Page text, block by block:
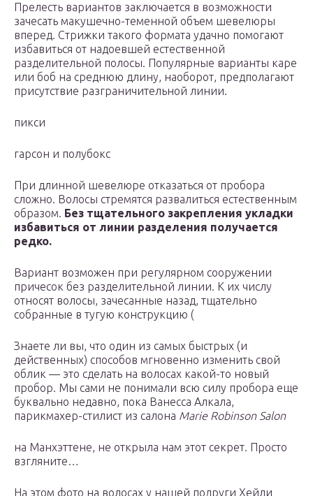
Прелесть вариантов заключается в возможности
зачесать макушечно-теменной объем шевелюры
вперед. Стрижки такого формата удачно помогают
избавиться от надоевшей естественной
разделительной полосы. Популярные варианты каре
или боб на среднюю длину, наоборот, предполагают
присутствие разграничительной линии.
пикси
гарсон и полубокс
При длинной шевелюре отказаться от пробора
сложно. Волосы стремятся развалиться естественным
образом. Без тщательного закрепления укладки
избавиться от линии разделения получается
редко.
Вариант возможен при регулярном сооружении
причесок без разделительной линии. К их числу
относят волосы, зачесанные назад, тщательно
собранные в тугую конструкцию (
Знаете ли вы, что один из самых быстрых (и
действенных) способов мгновенно изменить свой
облик — это сделать на волосах какой-то новый
пробор. Мы сами не понимали всю силу пробора еще
буквально недавно, пока Ванесса Алкала,
парикмахер-стилист из салона Marie Robinson Salon
на Манхэттене, не открыла нам этот секрет. Просто
взгляните…
На этом фото на волосах у нашей подруги Хейли